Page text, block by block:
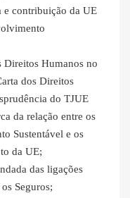
e contribuição da UE
Humanos no
dos Direitos
do TJUE
da relação entre os
Sustentável e os
da UE;
das ligações
Seguros;